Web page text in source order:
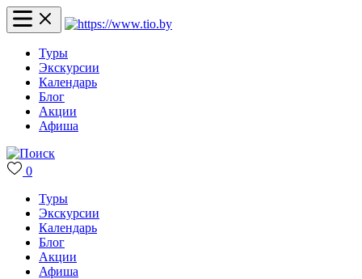
Туры
Экскурсии
Календарь
Блог
Акции
Афиша
0
Туры
Экскурсии
Календарь
Блог
Акции
Афиша